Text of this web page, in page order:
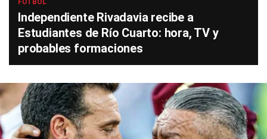
FÚTBOL
Independiente Rivadavia recibe a
Estudiantes de Río Cuarto: hora, TV y
probables formaciones